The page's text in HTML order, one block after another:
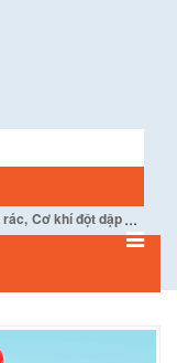
rác, Cơ khí đột dập...